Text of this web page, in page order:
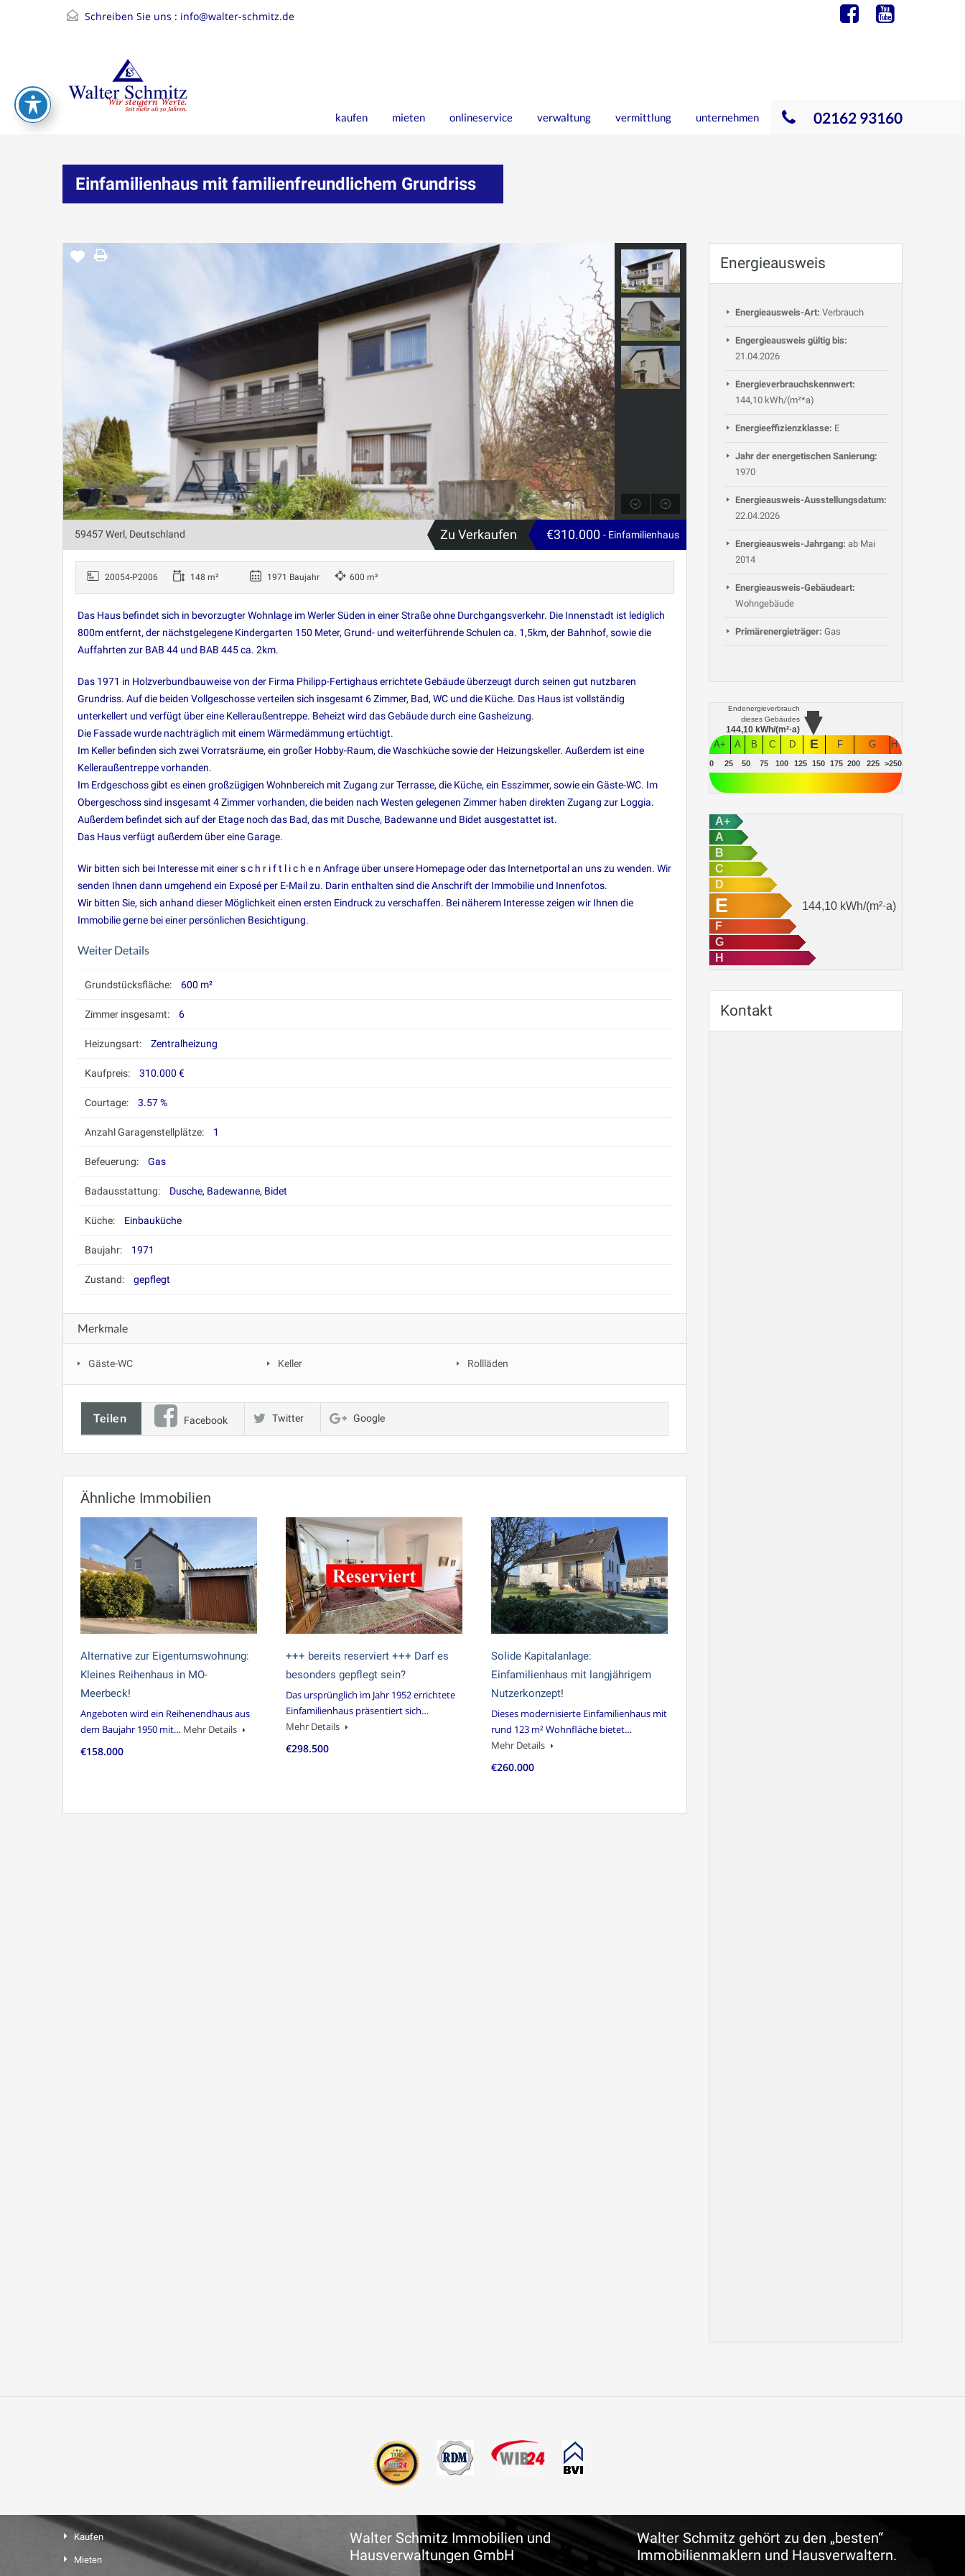
Schreiben Sie uns : info@walter-schmitz.de
02162 93160
kaufen mieten onlineservice verwaltung vermittlung unternehmen
Einfamilienhaus mit familienfreundlichem Grundriss
59457 Werl, Deutschland Zu Verkaufen €310.000 - Einfamilienhaus
20054-P2006 148 m² 1971 Baujahr 600 m²
Das Haus befindet sich in bevorzugter Wohnlage im Werler Süden in einer Straße ohne Durchgangsverkehr. Die Innenstadt ist lediglich
800m entfernt, der nächstgelegene Kindergarten 150 Meter, Grund- und weiterführende Schulen ca. 1,5km, der Bahnhof, sowie die
Auffahrten zur BAB 44 und BAB 445 ca. 2km.
Das 1971 in Holzverbundbauweise von der Firma Philipp-Fertighaus errichtete Gebäude überzeugt durch seinen gut nutzbaren
Grundriss. Auf die beiden Vollgeschosse verteilen sich insgesamt 6 Zimmer, Bad, WC und die Küche. Das Haus ist vollständig
unterkellert und verfügt über eine Kelleraußentreppe. Beheizt wird das Gebäude durch eine Gasheizung.
Die Fassade wurde nachträglich mit einem Wärmedämmung ertüchtigt.
Im Keller befinden sich zwei Vorratsräume, ein großer Hobby-Raum, die Waschküche sowie der Heizungskeller. Außerdem ist eine
Kelleraußentreppe vorhanden.
Im Erdgeschoss gibt es einen großzügigen Wohnbereich mit Zugang zur Terrasse, die Küche, ein Esszimmer, sowie ein Gäste-WC. Im
Obergeschoss sind insgesamt 4 Zimmer vorhanden, die beiden nach Westen gelegenen Zimmer haben direkten Zugang zur Loggia.
Außerdem befindet sich auf der Etage noch das Bad, das mit Dusche, Badewanne und Bidet ausgestattet ist.
Das Haus verfügt außerdem über eine Garage.
Wir bitten sich bei Interesse mit einer s c h r i f t l i c h e n Anfrage über unsere Homepage oder das Internetportal an uns zu wenden. Wir
senden Ihnen dann umgehend ein Exposé per E-Mail zu. Darin enthalten sind die Anschrift der Immobilie und Innenfotos.
Wir bitten Sie, sich anhand dieser Möglichkeit einen ersten Eindruck zu verschaffen. Bei näherem Interesse zeigen wir Ihnen die
Immobilie gerne bei einer persönlichen Besichtigung.
Weiter Details
Grundstücksfläche: 600 m²
Zimmer insgesamt: 6
Heizungsart: Zentralheizung
Kaufpreis: 310.000 €
Courtage: 3.57 %
Anzahl Garagenstellplätze: 1
Befeuerung: Gas
Badausstattung: Dusche, Badewanne, Bidet
Küche: Einbauküche
Baujahr: 1971
Zustand: gepflegt
Merkmale
Gäste-WC Keller Rollläden
Teilen Facebook Twitter Google
Ähnliche Immobilien
Alternative zur Eigentumswohnung:
Kleines Reihenhaus in MO-
Meerbeck!
Angeboten wird ein Reihenendhaus aus
dem Baujahr 1950 mit… Mehr Details
€158.000
+++ bereits reserviert +++ Darf es
besonders gepflegt sein?
Das ursprünglich im Jahr 1952 errichtete
Einfamilienhaus präsentiert sich…
Mehr Details
€298.500
Solide Kapitalanlage:
Einfamilienhaus mit langjährigem
Nutzerkonzept!
Dieses modernisierte Einfamilienhaus mit
rund 123 m² Wohnfläche bietet…
Mehr Details
€260.000
Energieausweis
Energieausweis-Art: Verbrauch
Engergieausweis gültig bis:
21.04.2026
Energieverbrauchskennwert:
144,10 kWh/(m²*a)
Energieeffizienzklasse: E
Jahr der energetischen Sanierung:
1970
Energieausweis-Ausstellungsdatum:
22.04.2026
Energieausweis-Jahrgang: ab Mai
2014
Energieausweis-Gebäudeart:
Wohngebäude
Primärenergieträger: Gas
Endenergieverbrauch
dieses Gebäudes
144,10 kWh/(m²·a)
A+
A B C D E F G H
0 25 50 75 100 125 150 175 200 225 >250
A+
A
B
C
D
E 144,10 kWh/(m²·a)
F
G
H
Kontakt
Kaufen
Mieten
Walter Schmitz Immobilien und
Hausverwaltungen GmbH
Walter Schmitz gehört zu den „besten“
Immobilienmaklern und Hausverwaltern.